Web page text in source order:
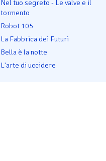
Nel tuo segreto - Le valve e il
tormento
Robot 105
La Fabbrica dei Futuri
Bella è la notte
L'arte di uccidere